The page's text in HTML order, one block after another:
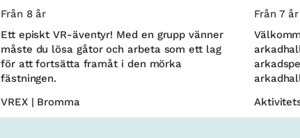
Från 8 år
Ett episkt VR-äventyr! Med en grupp vänner
måste du lösa gåtor och arbeta som ett lag
för att fortsätta framåt i den mörka
fästningen.
VREX | Bromma
Från 7 år